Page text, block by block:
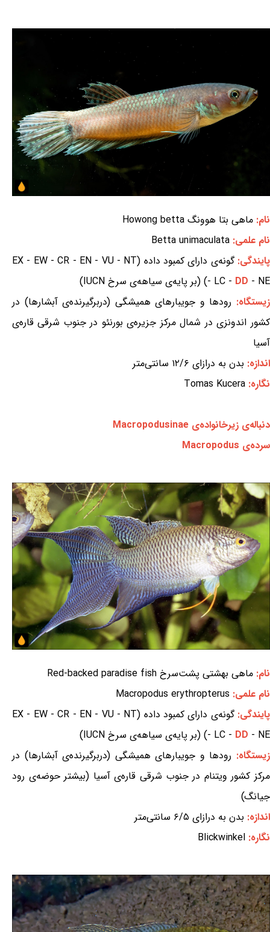
نام: ماهی بتا هوونگ Howong betta
نام علمی: Betta unimaculata
پایندگی:
گونه‌ی دارای کمبود داده (EX - EW - CR - EN - VU - NT
- LC - DD - NE) (بر پایه‌ی سیاهه‌ی سرخ IUCN)
زیستگاه: رودها و جویبارهای همیشگی (دربرگیرنده‌ی آبشارها) در
کشور اندونزی در شمال مرکز جزیره‌ی بورنئو در جنوب شرقی قاره‌ی
آسیا
اندازه: بدن به درازای ۱۲/۶ سانتی‌متر
نگاره: Tomas Kucera
دنباله‌ی زیرخانواده‌ی Macropodusinae
سرده‌ی Macropodus
نام: ماهی بهشتی پشت‌سرخ Red-backed paradise fish
نام علمی: Macropodus erythropterus
پایندگی:
گونه‌ی دارای کمبود داده (EX - EW - CR - EN - VU - NT
- LC - DD - NE) (بر پایه‌ی سیاهه‌ی سرخ IUCN)
زیستگاه: رودها و جویبارهای همیشگی (دربرگیرنده‌ی آبشارها) در
مرکز کشور ویتنام در جنوب شرقی قاره‌ی آسیا (بیشتر حوضه‌ی رود
جیانگ)
اندازه: بدن به درازای ۶/۵ سانتی‌متر
نگاره: Blickwinkel